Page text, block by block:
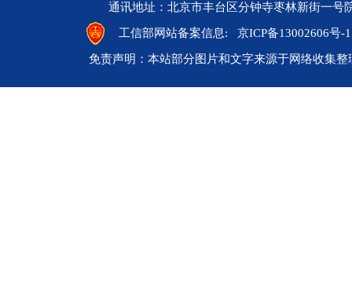
通讯地址：北京市丰台区分钟寺枣林新街一
工信部网站备案信息: 京ICP备13002606号-1
免责声明：本站部分图片和文字来源于网络收集